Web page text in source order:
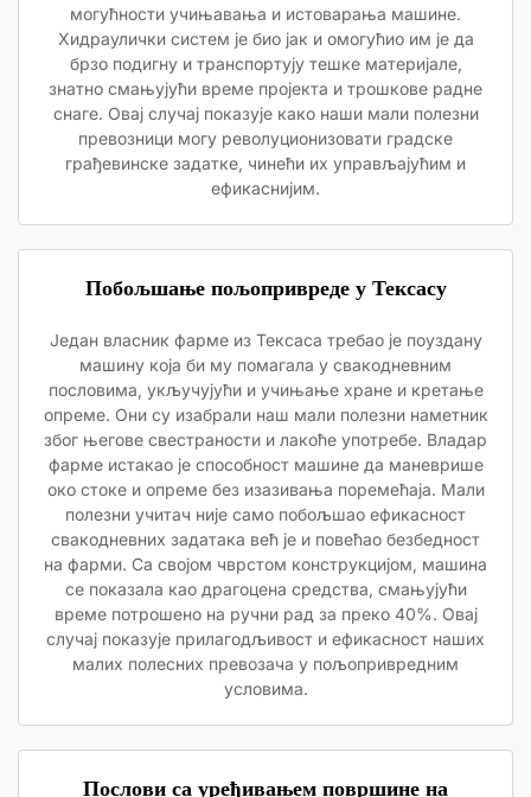
могућности учињавања и истоварања машине.
Хидраулички систем је био јак и омогућио им је да
брзо подигну и транспортују тешке материјале,
знатно смањујући време пројекта и трошкове радне
снаге. Овај случај показује како наши мали полезни
превозници могу револуционизовати градске
грађевинске задатке, чинећи их управљајућим и
ефикаснијим.
Побољшање пољопривреде у Тексасу
Један власник фарме из Тексаса требао је поуздану
машину која би му помагала у свакодневним
пословима, укључујући и учињање хране и кретање
опреме. Они су изабрали наш мали полезни наметник
због његове свестраности и лакоће употребе. Владар
фарме истакао је способност машине да маневрише
око стоке и опреме без изазивања поремећаја. Мали
полезни учитач није само побољшао ефикасност
свакодневних задатака већ је и повећао безбедност
на фарми. Са својом чврстом конструкцијом, машина
се показала као драгоцена средства, смањујући
време потрошено на ручни рад за преко 40%. Овај
случај показује прилагодљивост и ефикасност наших
малих полесних превозача у пољопривредним
условима.
Послови са уређивањем површине на